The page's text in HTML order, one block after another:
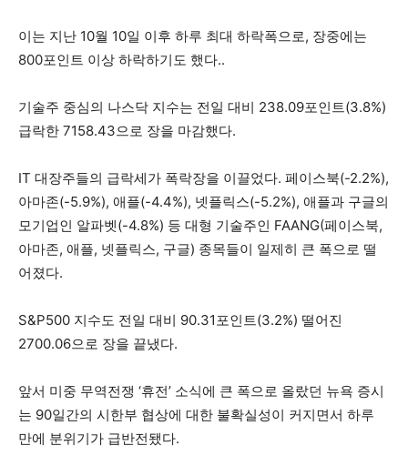
이는 지난 10월 10일 이후 하루 최대 하락폭으로, 장중에는
800포인트 이상 하락하기도 했다..
기술주 중심의 나스닥 지수는 전일 대비 238.09포인트(3.8%)
급락한 7158.43으로 장을 마감했다.
IT 대장주들의 급락세가 폭락장을 이끌었다. 페이스북(-2.2%),
아마존(-5.9%), 애플(-4.4%), 넷플릭스(-5.2%), 애플과 구글의
모기업인 알파벳(-4.8%) 등 대형 기술주인 FAANG(페이스북,
아마존, 애플, 넷플릭스, 구글) 종목들이 일제히 큰 폭으로 떨
어졌다.
S&P500 지수도 전일 대비 90.31포인트(3.2%) 떨어진
2700.06으로 장을 끝냈다.
앞서 미중 무역전쟁 ‘휴전’ 소식에 큰 폭으로 올랐던 뉴욕 증시
는 90일간의 시한부 협상에 대한 불확실성이 커지면서 하루
만에 분위기가 급반전됐다.